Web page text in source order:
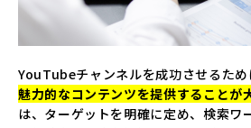
YouTubeチャンネルを成功させるため
魅力的なコンテンツを提供することが
は、ターゲットを明確に定め、検索ワ